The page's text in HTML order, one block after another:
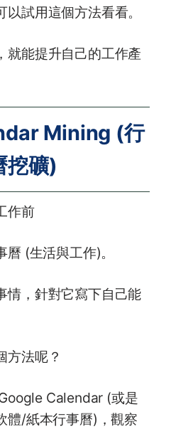
試用這個方法看看。
就能提升自己的工作產
Mining (行
挖礦)
作前
(生活與工作)。
情，針對它寫下自己能
方法呢？
Calendar (或是
體/紙本行事曆)，觀察